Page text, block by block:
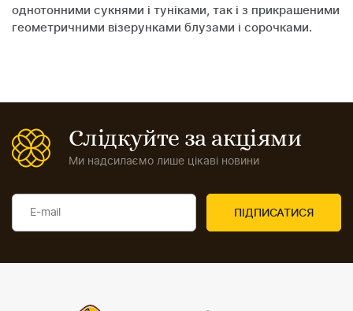
однотонними сукнями і туніками, так і з прикрашеними
геометричними візерунками блузами і сорочками.
Слідкуйте за акціями
Ми надсилаємо лише цікаві новини